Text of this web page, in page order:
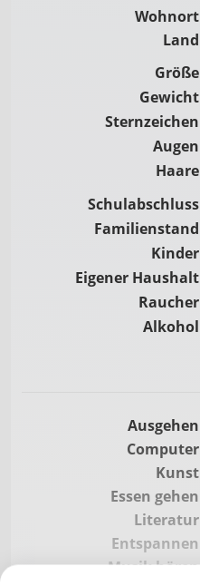
Wohnort
Land
Größe
Gewicht
Sternzeichen
Augen
Haare
Schulabschluss
Familienstand
Kinder
Eigener Haushalt
Raucher
Alkohol
Ausgehen
Computer
Kunst
Essen gehen
Literatur
Entspannen
Musik hören